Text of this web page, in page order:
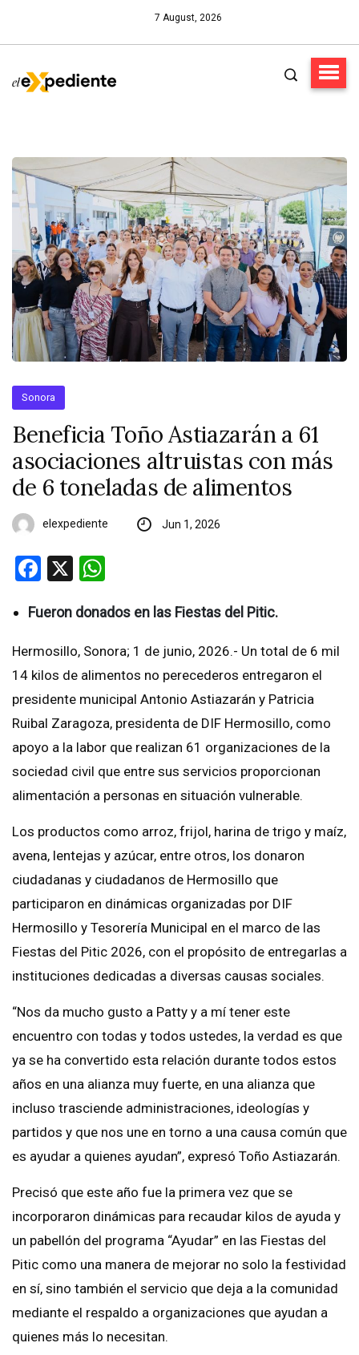
7 August, 2026
Sonora
Beneficia Toño Astiazarán a 61
asociaciones altruistas con más
de 6 toneladas de alimentos
elexpediente Jun 1, 2026
Facebook
X
Fueron donados en las Fiestas del Pitic.
Hermosillo, Sonora; 1 de junio, 2026.- Un total de 6 mil
14 kilos de alimentos no perecederos entregaron el
presidente municipal Antonio Astiazarán y Patricia
Ruibal Zaragoza, presidenta de DIF Hermosillo, como
apoyo a la labor que realizan 61 organizaciones de la
sociedad civil que entre sus servicios proporcionan
alimentación a personas en situación vulnerable.
Los productos como arroz, frijol, harina de trigo y maíz,
avena, lentejas y azúcar, entre otros, los donaron
ciudadanas y ciudadanos de Hermosillo que
participaron en dinámicas organizadas por DIF
Hermosillo y Tesorería Municipal en el marco de las
Fiestas del Pitic 2026, con el propósito de entregarlas a
instituciones dedicadas a diversas causas sociales.
“Nos da mucho gusto a Patty y a mí tener este
encuentro con todas y todos ustedes, la verdad es que
ya se ha convertido esta relación durante todos estos
años en una alianza muy fuerte, en una alianza que
incluso trasciende administraciones, ideologías y
partidos y que nos une en torno a una causa común que
es ayudar a quienes ayudan”, expresó Toño Astiazarán.
Precisó que este año fue la primera vez que se
incorporaron dinámicas para recaudar kilos de ayuda y
un pabellón del programa “Ayudar” en las Fiestas del
Pitic como una manera de mejorar no solo la festividad
en sí, sino también el servicio que deja a la comunidad
mediante el respaldo a organizaciones que ayudan a
quienes más lo necesitan.